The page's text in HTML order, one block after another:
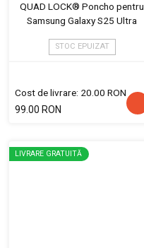
QUAD LOCK® Poncho pentru
Samsung Galaxy S25 Ultra
STOC EPUIZAT
Cost de livrare: 20.00 RON
99.00 RON
LIVRARE GRATUITĂ